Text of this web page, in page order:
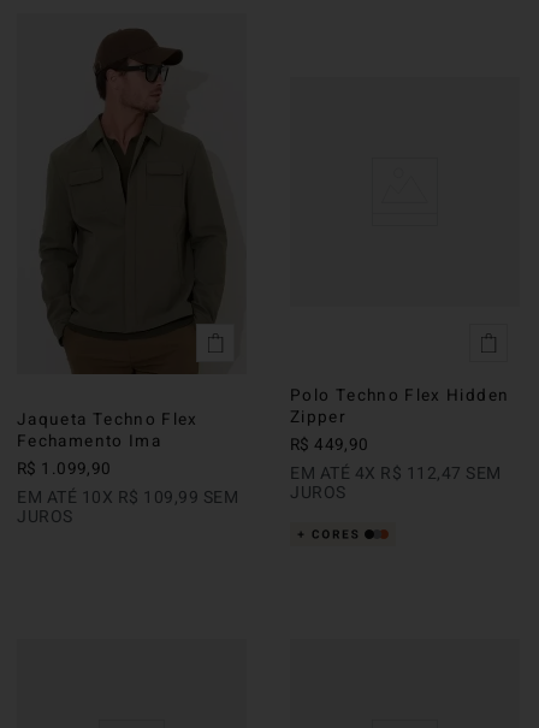
Jaqueta Techno Flex
Fechamento Ima
R$ 1 .099,90
EM ATÉ 10X R$ 109,99 SEM
JUROS
Polo Techno Flex Hidden
Zipper
R$ 449,90
EM ATÉ 4X R$ 112,47 SEM
JUROS